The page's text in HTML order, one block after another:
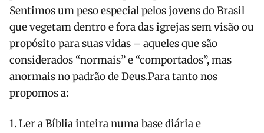
Sentimos um peso especial pelos jovens do Brasil
que vegetam dentro e fora das igrejas sem visão ou
propósito para suas vidas – aqueles que são
considerados “normais” e “comportados”, mas
anormais no padrão de Deus.Para tanto nos
propomos a:
1. Ler a Bíblia inteira numa base diária e